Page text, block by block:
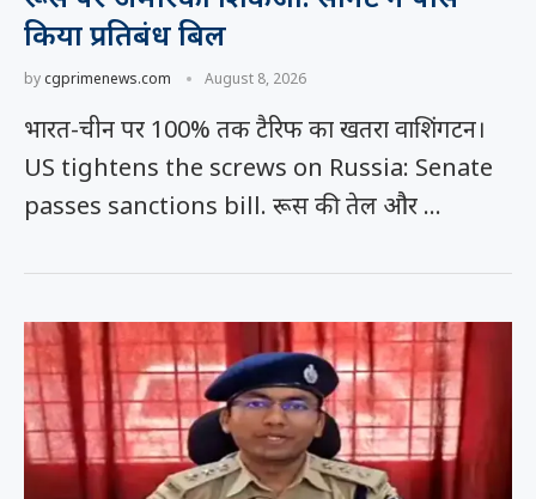
किया प्रतिबंध बिल
bycgprimenews.com August 8, 2026
भारत-चीन पर 100% तक टैरिफ का खतरा वाशिंगटन।
US tightens the screws on Russia: Senate
passes sanctions bill. रूस की तेल और …